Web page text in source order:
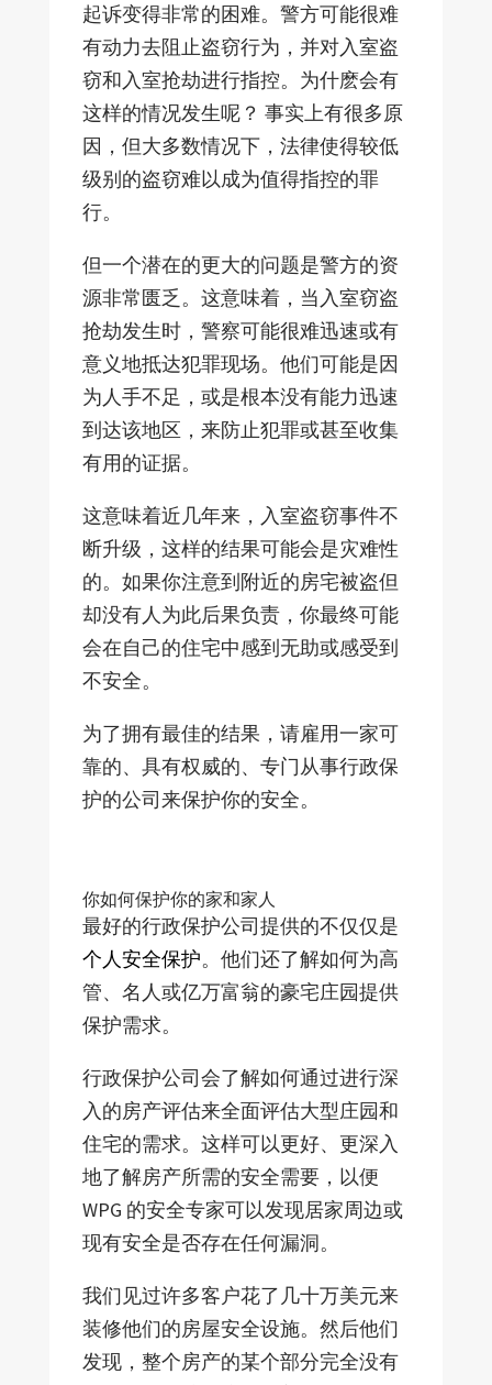
起诉变得非常的困难。警方可能很难
有动力去阻止盗窃行为，并对入室盗
窃和入室抢劫进行指控。为什麽会有
这样的情况发生呢？ 事实上有很多原
因，但大多数情况下，法律使得较低
级别的盗窃难以成为值得指控的罪
行。
但一个潜在的更大的问题是警方的资
源非常匮乏。这意味着，当入室窃盗
抢劫发生时，警察可能很难迅速或有
意义地抵达犯罪现场。他们可能是因
为人手不足，或是根本没有能力迅速
到达该地区，来防止犯罪或甚至收集
有用的证据。
这意味着近几年来，入室盗窃事件不
断升级，这样的结果可能会是灾难性
的。如果你注意到附近的房宅被盗但
却没有人为此后果负责，你最终可能
会在自己的住宅中感到无助或感受到
不安全。
为了拥有最佳的结果，请雇用一家可
靠的、具有权威的、专门从事行政保
护的公司来保护你的安全。
你如何保护你的家和家人
最好的行政保护公司提供的不仅仅是
个人安全保护。他们还了解如何为高
管、名人或亿万富翁的豪宅庄园提供
保护需求。
行政保护公司会了解如何通过进行深
入的房产评估来全面评估大型庄园和
住宅的需求。这样可以更好、更深入
地了解房产所需的安全需要，以便
WPG 的安全专家可以发现居家周边或
现有安全是否存在任何漏洞。
我们见过许多客户花了几十万美元来
装修他们的房屋安全设施。然后他们
发现，整个房产的某个部分完全没有